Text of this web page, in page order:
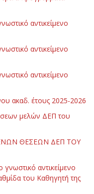
αντικείμενο
αντικείμενο
αντικείμενο
ακαδ. έτους 2025-2026
μελών ΔΕΠ του
ΘΕΣΕΩΝ ΔΕΠ ΤΟΥ
αντικείμενο
του Καθηγητή της